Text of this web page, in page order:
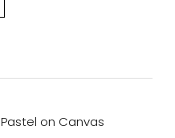
on Canvas